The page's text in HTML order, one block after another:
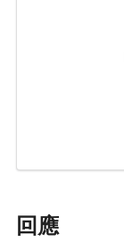
回應